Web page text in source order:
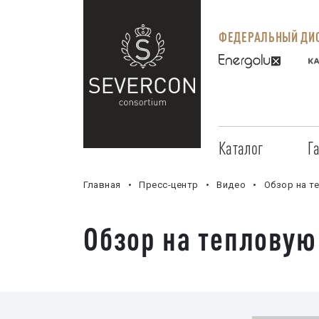
ФЕДЕРАЛЬНЫЙ
Каталог
Главная Пресс-центр Видео Обзор на
Обзор на